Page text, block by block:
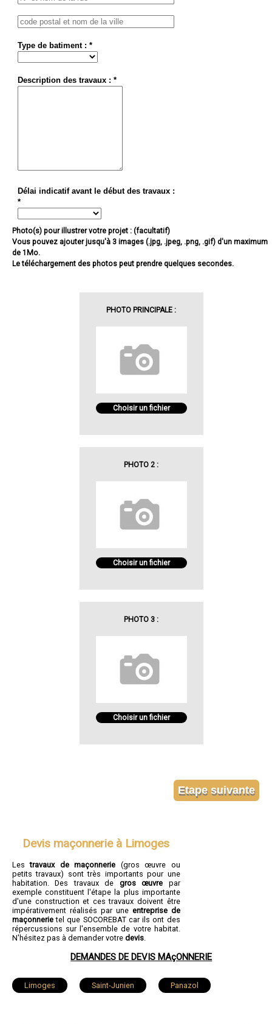
Type de batiment : *
Description des travaux : *
Délai indicatif avant le début des travaux :
*
Photo(s) pour illustrer votre projet : (facultatif)
Vous pouvez ajouter jusqu'à 3 images (.jpg, .jpeg, .png, .gif) d'un maximum
de 1Mo.
Le téléchargement des photos peut prendre quelques secondes.
PHOTO PRINCIPALE :
Choisir un fichier
PHOTO 2 :
Choisir un fichier
PHOTO 3 :
Choisir un fichier
Devis maçonnerie à Limoges
Lestravaux de maçonnerie (gros œuvre ou
petits travaux) sont très importants pour une
habitation. Des travaux de gros œuvre par
exemple constituent l'étape la plus importante
d'une construction et ces travaux doivent être
impérativement réalisés par une entreprise de
maçonnerietel que SOCOREBAT car ils ont des
répercussions sur l'ensemble de votre habitat.
N'hésitez pas à demander votre devis.
DEMANDES DE DEVIS MAçONNERIE
Limoges Saint-Junien Panazol